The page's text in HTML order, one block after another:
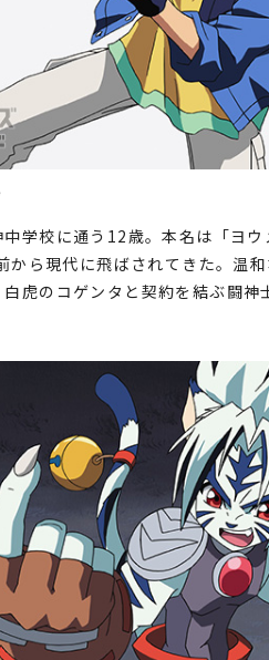
学校に通う12歳。本名は「ヨウ
から現代に飛ばされてきた。温
虎のコゲンタと契約を結ぶ闘神